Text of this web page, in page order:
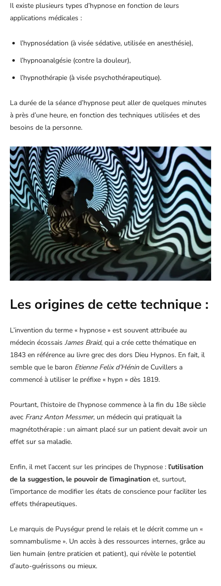
Il existe plusieurs types d’hypnose en fonction de leurs
applications médicales :
l’hypnosédation (à visée sédative, utilisée en anesthésie),
l’hypnoanalgésie (contre la douleur),
l’hypnothérapie (à visée psychothérapeutique).
La durée de la séance d’hypnose peut aller de quelques minutes
à près d’une heure, en fonction des techniques utilisées et des
besoins de la personne.
Les origines de cette technique :
L’invention du terme « hypnose » est souvent attribuée au
médecin écossais James Braid, qui a crée cette thématique en
1843 en référence au livre grec des dors Dieu Hypnos. En fait, il
semble que le baron Etienne Felix d’Héninde Cuvillers a
commencé à utiliser le préfixe « hypn » dès 1819.
Pourtant, l’histoire de l’hypnose commence à la fin du 18e siècle
avec Franz Anton Messmer, un médecin qui pratiquait la
magnétothérapie : un aimant placé sur un patient devait avoir un
effet sur sa maladie.
Enfin, il met l’accent sur les principes de l’hypnose : l’utilisation
de la suggestion, le pouvoir de l’imagination et, surtout,
l’importance de modifier les états de conscience pour faciliter les
effets thérapeutiques.
Le marquis de Puységur prend le relais et le décrit comme un «
somnambulisme ». Un accès à des ressources internes, grâce au
lien humain (entre praticien et patient), qui révèle le potentiel
d’auto-guérissons ou mieux.